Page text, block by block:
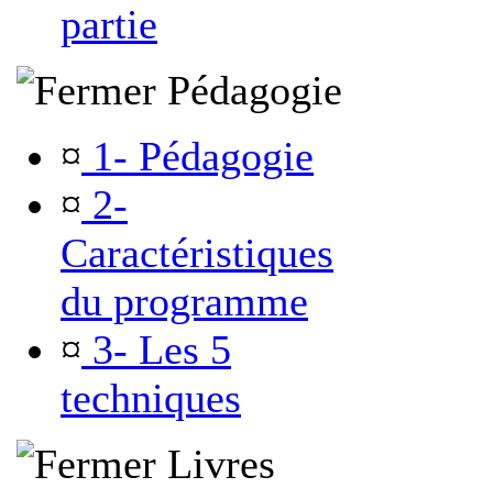
partie
Pédagogie
¤ 1- Pédagogie
¤ 2-
Caractéristiques
du programme
¤ 3- Les 5
techniques
Livres